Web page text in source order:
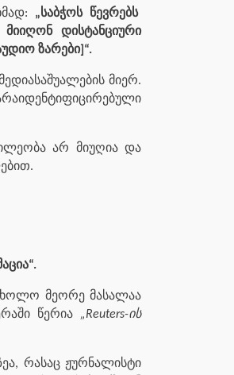
„საბჭოს წევრებს
დისტანციური
ზარები]“.
მიერ.
არ მიუღია და
მეორე მასალაა
წერია „Reuters-ის
რასაც ჟურნალისტი